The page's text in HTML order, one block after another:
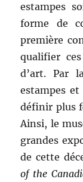
estampes
forme de
première
qualifier
d’art. Par
estampes
définir plus
Ainsi, le
grandes
de cette
of the